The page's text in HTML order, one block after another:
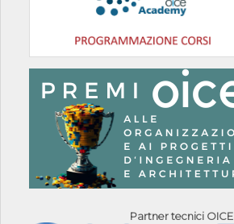
Partner tecnici OICE